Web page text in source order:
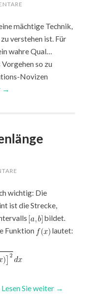
mächtige Technik,
verstehen ist. Für
wahre Qual…
so zu
Novizen
→
wichtig: Die
ist die Strecke,
bildet.
Funktion
lautet:
Lesen Sie weiter →